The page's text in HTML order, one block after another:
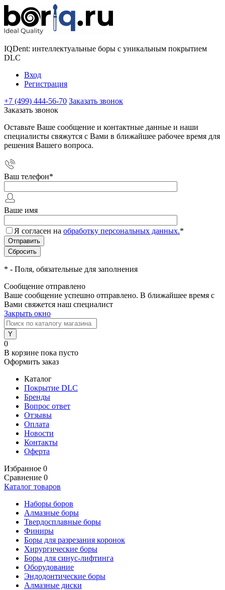
IQDent: интеллектуальные боры с уникальным покрытием
DLC
Вход
Регистрация
+7 (499) 444-56-70 Заказать звонок
Заказать звонок
Оставьте Ваше сообщение и контактные данные и наши
специалисты свяжутся с Вами в ближайшее рабочее время для
решения Вашего вопроса.
Ваш телефон*
Ваше имя
Я согласен на обработку персональных данных.*
* - Поля, обязательные для заполнения
Сообщение отправлено
Ваше сообщение успешно отправлено. В ближайшее время с
Вами свяжется наш специалист
Закрыть окно
0
В корзине пока пусто
Оформить заказ
Каталог
Покрытие DLC
Бренды
Вопрос ответ
Отзывы
Оплата
Новости
Контакты
Оферта
Избранное 0
Сравнение 0
Каталог товаров
Наборы боров
Алмазные боры
Твердосплавные боры
Финиры
Боры для разрезания коронок
Хирургические боры
Боры для синус-лифтинга
Оборудование
Эндодонтические боры
Алмазные диски